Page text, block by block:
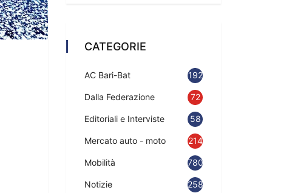
CATEGORIE
AC Bari-Bat 192
Dalla Federazione 72
Editoriali e Interviste 58
Mercato auto - moto 214
Mobilità 780
Notizie 2583